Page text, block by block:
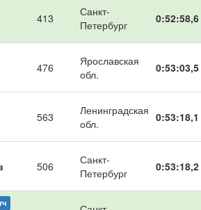
413
Санкт-
Петербург
0:52:58,6
476
Ярославская
обл.
0:53:03,5
563
Ленинградская
обл.
0:53:18,1
506
Санкт-
Петербург
0:53:18,2